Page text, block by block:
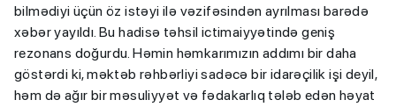
bilmədiyi üçün öz istəyi ilə vəzifəsindən ayrılması barədə
xəbər yayıldı. Bu hadisə təhsil ictimaiyyətində geniş
rezonans doğurdu. Həmin həmkarımızın addımı bir daha
göstərdi ki, məktəb rəhbərliyi sadəcə bir idarəçilik işi deyil,
həm də ağır bir məsuliyyət və fədakarlıq tələb edən həyat